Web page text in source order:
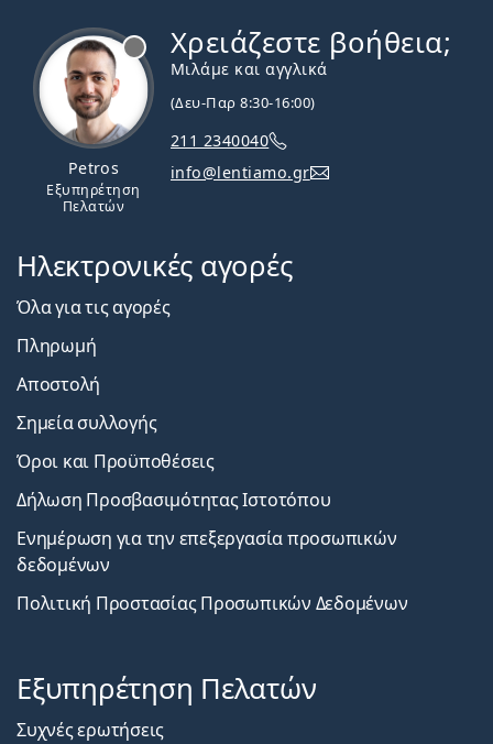
Petros
Εξυπηρέτηση
Πελατών
Χρειάζεστε βοήθεια;
Μιλάμε και αγγλικά
(Δευ-Παρ 8:30-16:00)
211 2340040
info@lentiamo.gr
Ηλεκτρονικές αγορές
Όλα για τις αγορές
Πληρωμή
Αποστολή
Σημεία συλλογής
Όροι και Προϋποθέσεις
Δήλωση Προσβασιμότητας Ιστοτόπου
Ενημέρωση για την επεξεργασία προσωπικών
δεδομένων
Πολιτική Προστασίας Προσωπικών Δεδομένων
Εξυπηρέτηση Πελατών
Συχνές ερωτήσεις